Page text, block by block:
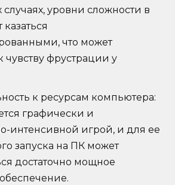
случаях, уровни сложности в
что может
чувству фрустрации у
к ресурсам компьютера:
графически и
интенсивной игрой, и для ее
запуска на ПК может
достаточно мощное